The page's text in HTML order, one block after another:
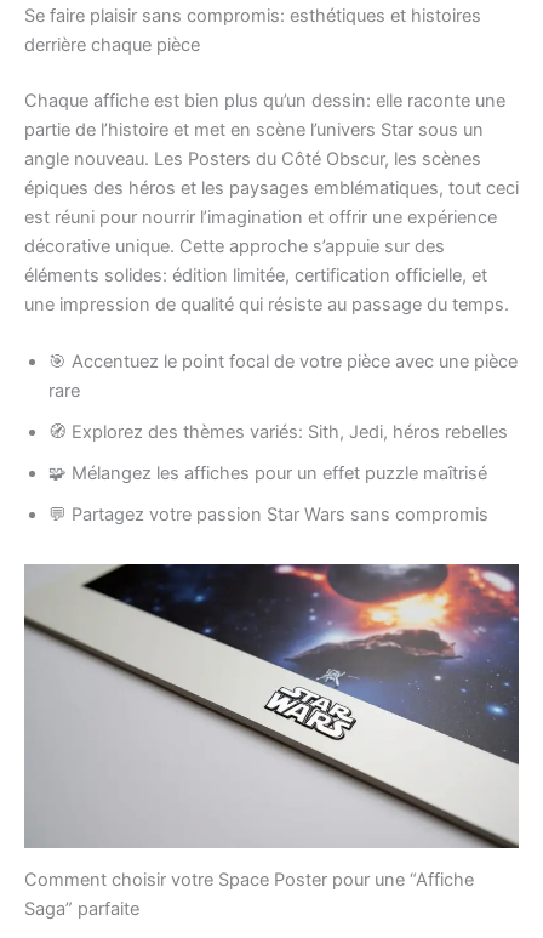
Se faire plaisir sans compromis: esthétiques et histoires
derrière chaque pièce
Chaque affiche est bien plus qu’un dessin: elle raconte une
partie de l’histoire et met en scène l’univers Star sous un
angle nouveau. Les Posters du Côté Obscur, les scènes
épiques des héros et les paysages emblématiques, tout ceci
est réuni pour nourrir l’imagination et offrir une expérience
décorative unique. Cette approche s’appuie sur des
éléments solides: édition limitée, certification officielle, et
une impression de qualité qui résiste au passage du temps.
🎯 Accentuez le point focal de votre pièce avec une pièce
rare
🧭 Explorez des thèmes variés: Sith, Jedi, héros rebelles
🧩 Mélangez les affiches pour un effet puzzle maîtrisé
💬 Partagez votre passion Star Wars sans compromis
Comment choisir votre Space Poster pour une “Affiche
Saga” parfaite